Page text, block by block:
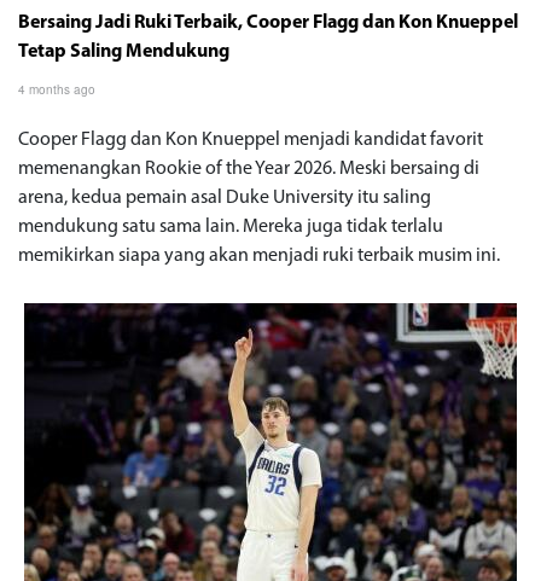
Bersaing Jadi Ruki Terbaik, Cooper Flagg dan Kon Knueppel
Tetap Saling Mendukung
4 months ago
Cooper Flagg dan Kon Knueppel menjadi kandidat favorit
memenangkan Rookie of the Year 2026. Meski bersaing di
arena, kedua pemain asal Duke University itu saling
mendukung satu sama lain. Mereka juga tidak terlalu
memikirkan siapa yang akan menjadi ruki terbaik musim ini.